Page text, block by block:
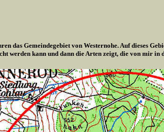
das Gemeindegebiet von Westernohe. Auf dieses
werden kann und dann die Arten zeigt, die von mir in